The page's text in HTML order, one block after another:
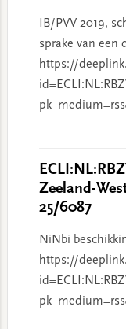
IB/PVV 2019,
sprake van een
https://
Zeeland-
25/6087
NiNbi
https://